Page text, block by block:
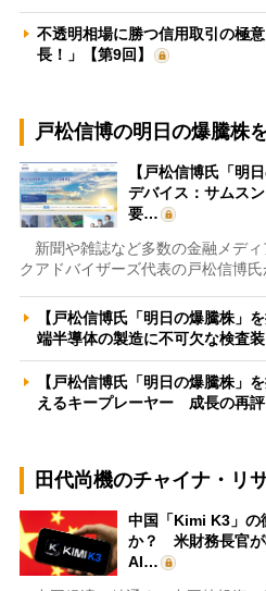
不透明相場に勝つ信用取引の極
長！」【第9回】
戸松信博の明日の爆騰株
【戸松信博氏「明
デバイス：サムス
要…
新聞や雑誌など多数の金融メデ
クアドバイザーズ代表の戸松信博氏
【戸松信博氏「明日の爆騰株」
端半導体の製造に不可欠な検査
【戸松信博氏「明日の爆騰株」
えるキープレーヤー 成長の再
田代尚機のチャイナ・リ
中国「Kimi K3」の
か？ 米財務長官が
AI…